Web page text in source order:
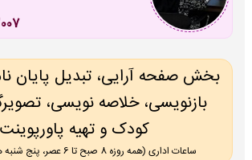
بخش صفحه آرایی، تبدیل پایان
بازنویسی، خلاصه نویسی،
کودک و تهیه پاورپوینت
ساعات اداری (همه روزه 8 صبح تا 6 عصر، پنج شنبه ها تا 3 عصر )